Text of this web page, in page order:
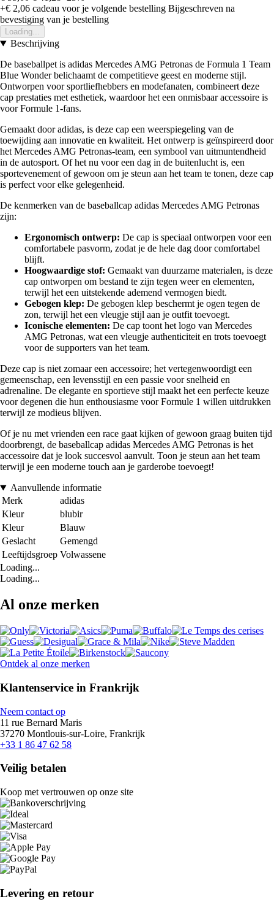
+€ 2,06 cadeau voor je volgende bestelling Bijgeschreven na
bevestiging van je bestelling
Loading...
Beschrijving
De baseballpet is adidas Mercedes AMG Petronas de Formula 1 Team
Blue Wonder belichaamt de competitieve geest en moderne stijl.
Ontworpen voor sportliefhebbers en modefanaten, combineert deze
cap prestaties met esthetiek, waardoor het een onmisbaar accessoire is
voor Formule 1-fans.
Gemaakt door adidas, is deze cap een weerspiegeling van de
toewijding aan innovatie en kwaliteit. Het ontwerp is geïnspireerd door
het Mercedes AMG Petronas-team, een symbool van uitmuntendheid
in de autosport. Of het nu voor een dag in de buitenlucht is, een
sportevenement of gewoon om je steun aan het team te tonen, deze cap
is perfect voor elke gelegenheid.
De kenmerken van de baseballcap adidas Mercedes AMG Petronas
zijn:
Ergonomisch ontwerp: De cap is speciaal ontworpen voor een
comfortabele pasvorm, zodat je de hele dag door comfortabel
blijft.
Hoogwaardige stof: Gemaakt van duurzame materialen, is deze
cap ontworpen om bestand te zijn tegen weer en elementen,
terwijl het een uitstekende ademend vermogen biedt.
Gebogen klep: De gebogen klep beschermt je ogen tegen de
zon, terwijl het een vleugje stijl aan je outfit toevoegt.
Iconische elementen: De cap toont het logo van Mercedes
AMG Petronas, wat een vleugje authenticiteit en trots toevoegt
voor de supporters van het team.
Deze cap is niet zomaar een accessoire; het vertegenwoordigt een
gemeenschap, een levensstijl en een passie voor snelheid en
adrenaline. De elegante en sportieve stijl maakt het een perfecte keuze
voor degenen die hun enthousiasme voor Formule 1 willen uitdrukken
terwijl ze modieus blijven.
Of je nu met vrienden een race gaat kijken of gewoon graag buiten tijd
doorbrengt, de baseballcap adidas Mercedes AMG Petronas is het
accessoire dat je look succesvol aanvult. Toon je steun aan het team
terwijl je een moderne touch aan je garderobe toevoegt!
Aanvullende informatie
Merk
adidas
Kleur
blubir
Kleur
Blauw
Geslacht
Gemengd
Leeftijdsgroep Volwassene
Loading...
Loading...
Al onze merken
Ontdek al onze merken
Klantenservice in Frankrijk
Neem contact op
11 rue Bernard Maris
37270 Montlouis-sur-Loire, Frankrijk
+33 1 86 47 62 58
Veilig betalen
Koop met vertrouwen op onze site
Levering en retour